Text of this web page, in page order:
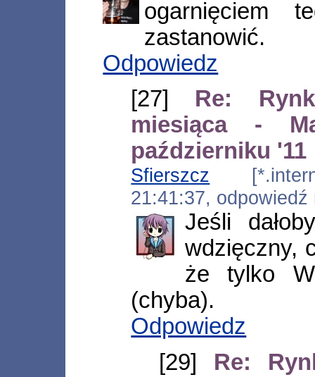
ogarnięciem
zastanowić.
Odpowiedz
[27] Re:
miesiąca -
październiku '11
Sfierszcz
21:41:37,
Jeśli
wdzięczny,
że tylko
(chyba).
Odpowiedz
[29] Re: